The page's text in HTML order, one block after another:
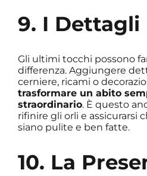
9. I Dettagli
Gli ultimi tocchi possono
differenza. Aggiungere
cerniere, ricami o
trasformare un abito
straordinario. È questo
rifinire gli orli e assicurarsi
siano pulite e ben fatte.
10. La